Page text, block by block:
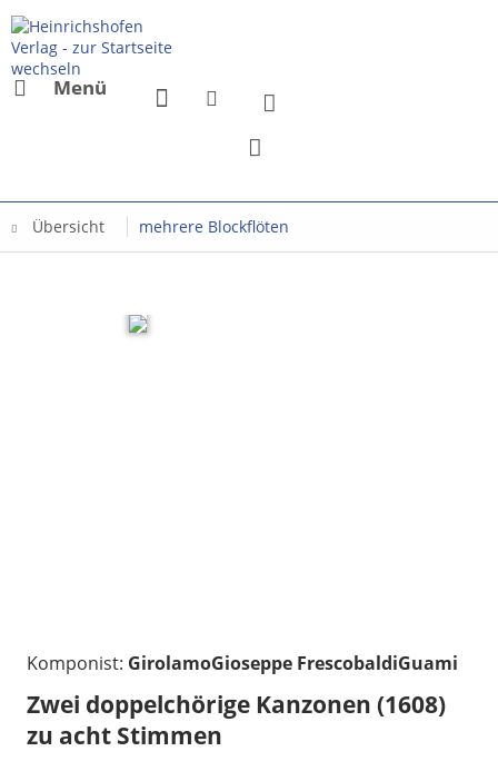
Menü
Übersicht mehrere Blockflöten
Komponist: GirolamoGioseppe FrescobaldiGuami
Zwei doppelchörige Kanzonen (1608)
zu acht Stimmen